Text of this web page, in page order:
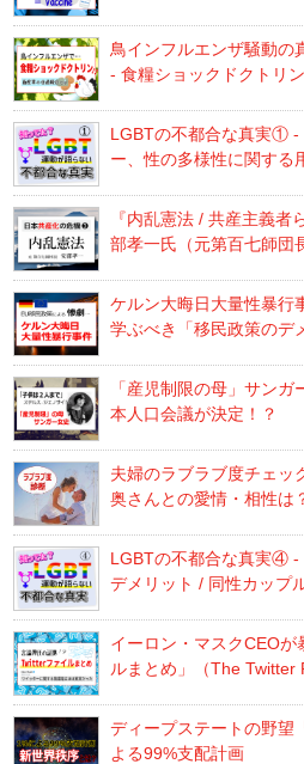
鳥インフルエンザ騒動の
- 食糧ショックドクトリ
LGBTの不都合な真実① -
ー、性の多様性に関する
『内乱憲法 / 共産主義
部孝一氏（元第百七師団
ケルン大晦日大量性暴行
学ぶべき「移民政策のデ
「産児制限の母」サン
本人口会議が決定！？
夫婦のラブラブ度チェッ
奥さんとの愛情・相性は
LGBTの不都合な真実④ -
デメリット / 同性カップ
イーロン・マスクCEOが
ルまとめ」（The Twitter
ディープステートの野望
よる99%支配計画